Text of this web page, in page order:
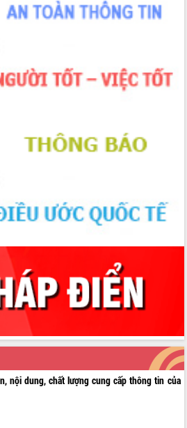
nội dung, chất lượng cung cấp thông tin của